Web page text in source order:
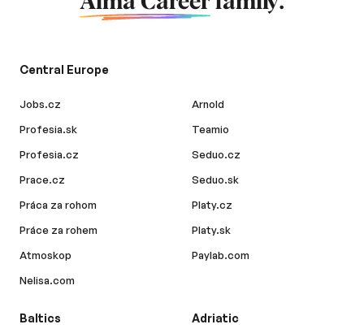
Central Europe
Jobs.cz
Profesia.sk
Profesia.cz
Prace.cz
Práca za rohom
Práce za rohem
Atmoskop
Nelisa.com
Arnold
Teamio
Seduo.cz
Seduo.sk
Platy.cz
Platy.sk
Paylab.com
Baltics Adriatic